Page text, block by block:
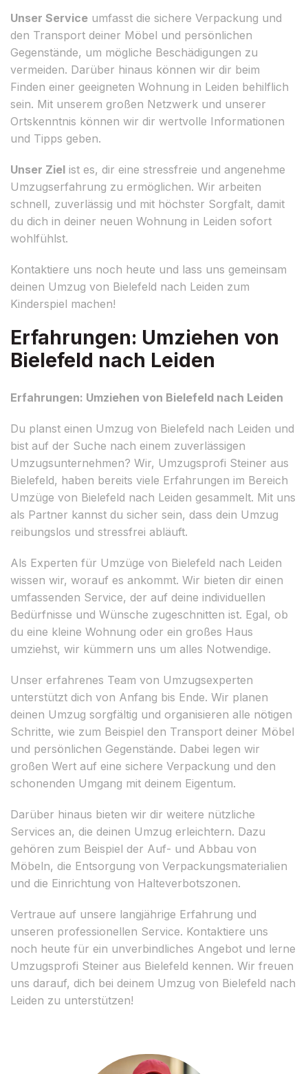
Unser Service umfasst die sichere Verpackung und
den Transport deiner Möbel und persönlichen
Gegenstände, um mögliche Beschädigungen zu
vermeiden. Darüber hinaus können wir dir beim
Finden einer geeigneten Wohnung in Leiden behilflich
sein. Mit unserem großen Netzwerk und unserer
Ortskenntnis können wir dir wertvolle Informationen
und Tipps geben.
Unser Ziel ist es, dir eine stressfreie und angenehme
Umzugserfahrung zu ermöglichen. Wir arbeiten
schnell, zuverlässig und mit höchster Sorgfalt, damit
du dich in deiner neuen Wohnung in Leiden sofort
wohlfühlst.
Kontaktiere uns noch heute und lass uns gemeinsam
deinen Umzug von Bielefeld nach Leiden zum
Kinderspiel machen!
Erfahrungen: Umziehen von
Bielefeld nach Leiden
Erfahrungen: Umziehen von Bielefeld nach Leiden
Du planst einen Umzug von Bielefeld nach Leiden und
bist auf der Suche nach einem zuverlässigen
Umzugsunternehmen? Wir, Umzugsprofi Steiner aus
Bielefeld, haben bereits viele Erfahrungen im Bereich
Umzüge von Bielefeld nach Leiden gesammelt. Mit uns
als Partner kannst du sicher sein, dass dein Umzug
reibungslos und stressfrei abläuft.
Als Experten für Umzüge von Bielefeld nach Leiden
wissen wir, worauf es ankommt. Wir bieten dir einen
umfassenden Service, der auf deine individuellen
Bedürfnisse und Wünsche zugeschnitten ist. Egal, ob
du eine kleine Wohnung oder ein großes Haus
umziehst, wir kümmern uns um alles Notwendige.
Unser erfahrenes Team von Umzugsexperten
unterstützt dich von Anfang bis Ende. Wir planen
deinen Umzug sorgfältig und organisieren alle nötigen
Schritte, wie zum Beispiel den Transport deiner Möbel
und persönlichen Gegenstände. Dabei legen wir
großen Wert auf eine sichere Verpackung und den
schonenden Umgang mit deinem Eigentum.
Darüber hinaus bieten wir dir weitere nützliche
Services an, die deinen Umzug erleichtern. Dazu
gehören zum Beispiel der Auf- und Abbau von
Möbeln, die Entsorgung von Verpackungsmaterialien
und die Einrichtung von Halteverbotszonen.
Vertraue auf unsere langjährige Erfahrung und
unseren professionellen Service. Kontaktiere uns
noch heute für ein unverbindliches Angebot und lerne
Umzugsprofi Steiner aus Bielefeld kennen. Wir freuen
uns darauf, dich bei deinem Umzug von Bielefeld nach
Leiden zu unterstützen!